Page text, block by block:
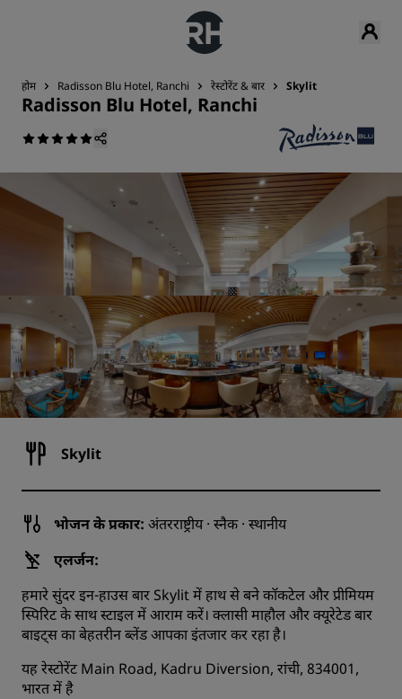
होम Radisson Blu Hotel, Ranchi रेस्टोरेंट & बार Skylit
Radisson Blu Hotel, Ranchi
Skylit
भोजन के प्रकार: अंतरराष्ट्रीय · स्नैक · स्थानीय
एलर्जन:
हमारे सुंदर इन-हाउस बार Skylit में हाथ से बने कॉकटेल और प्रीमियम
स्पिरिट के साथ स्टाइल में आराम करें। क्‍लासी माहौल और क्यूरेटेड बार
बाइट्स का बेहतरीन ब्‍लेंड आपका इंतजार कर रहा है।
यह रेस्टोरेंट Main Road, Kadru Diversion, रांची, 834001,
भारत में है